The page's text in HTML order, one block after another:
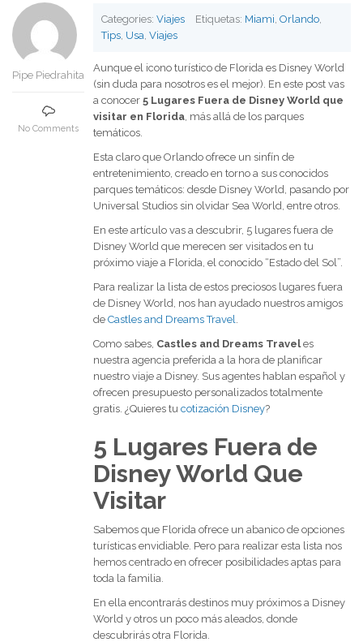
Pipe Piedrahita
No Comments
Categories: Viajes Etiquetas: Miami, Orlando,
Tips, Usa, Viajes
Aunque el icono turístico de Florida es Disney World
(sin duda para nosotros es el mejor). En este post vas
a conocer 5 Lugares Fuera de Disney World que
visitar en Florida, más allá de los parques
temáticos.
Esta claro que Orlando ofrece un sinfín de
entretenimiento, creado en torno a sus conocidos
parques temáticos: desde Disney World, pasando por
Universal Studios sin olvidar Sea World, entre otros.
En este artículo vas a descubrir, 5 lugares fuera de
Disney World que merecen ser visitados en tu
próximo viaje a Florida, el conocido “Estado del Sol”.
Para realizar la lista de estos preciosos lugares fuera
de Disney World, nos han ayudado nuestros amigos
de Castles and Dreams Travel.
Como sabes, Castles and Dreams Traveles
nuestra agencia preferida a la hora de planificar
nuestro viaje a Disney. Sus agentes hablan español y
ofrecen presupuesto personalizados totalmente
gratis. ¿Quieres tu cotización Disney?
5 Lugares Fuera de
Disney World Que
Visitar
Sabemos que Florida ofrece un abanico de opciones
turísticas envidiable. Pero para realizar esta lista nos
hemos centrado en ofrecer posibilidades aptas para
toda la familia.
En ella encontrarás destinos muy próximos a Disney
World y otros un poco más aleados, donde
descubrirás otra Florida.